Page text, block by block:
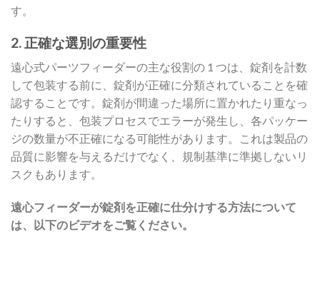
す。
2. 正確な選別の重要性
遠心式パーツフィーダーの主な役割の 1 つは、錠剤を計数
して包装する前に、錠剤が正確に分類されていることを確
認することです。錠剤が間違った場所に置かれたり重なっ
たりすると、包装プロセスでエラーが発生し、各パッケー
ジの数量が不正確になる可能性があります。これは製品の
品質に影響を与えるだけでなく、規制基準に準拠しないリ
スクもあります。
遠心フィーダーが錠剤を正確に仕分けする方法について
は、以下のビデオをご覧ください。